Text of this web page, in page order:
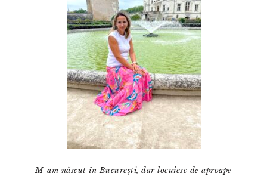
M-am născut în București, dar locuiesc de aproape